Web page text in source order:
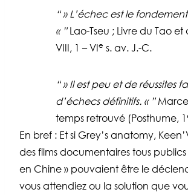
» L’échec est le
« Lao-Tseu ; Livre du Tao et
VIII, 1 – VIe s. av. J.-C.
» Il est peu et de réussites
d’échecs définitifs. «
temps retrouvé (Posthume,
En bref : Et si Grey’s anatomy,
des films documentaires tous publics
en Chine » pouvaient être le
vous attendiez ou la solution que